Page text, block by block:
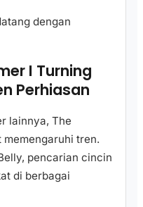
dengan
I Turning
Perhiasan
lainnya, The
memengaruhi tren.
pencarian cincin
di berbagai